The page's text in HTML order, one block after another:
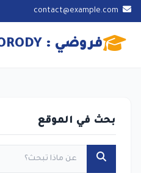
فروضي : fORODY
بحث في الموقع